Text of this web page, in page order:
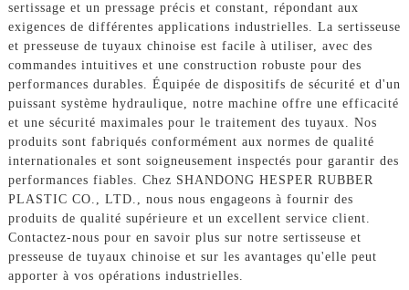
sertissage et un pressage précis et constant, répondant aux
exigences de différentes applications industrielles. La sertisseuse
et presseuse de tuyaux chinoise est facile à utiliser, avec des
commandes intuitives et une construction robuste pour des
performances durables. Équipée de dispositifs de sécurité et d'un
puissant système hydraulique, notre machine offre une efficacité
et une sécurité maximales pour le traitement des tuyaux. Nos
produits sont fabriqués conformément aux normes de qualité
internationales et sont soigneusement inspectés pour garantir des
performances fiables. Chez SHANDONG HESPER RUBBER
PLASTIC CO., LTD., nous nous engageons à fournir des
produits de qualité supérieure et un excellent service client.
Contactez-nous pour en savoir plus sur notre sertisseuse et
presseuse de tuyaux chinoise et sur les avantages qu'elle peut
apporter à vos opérations industrielles.